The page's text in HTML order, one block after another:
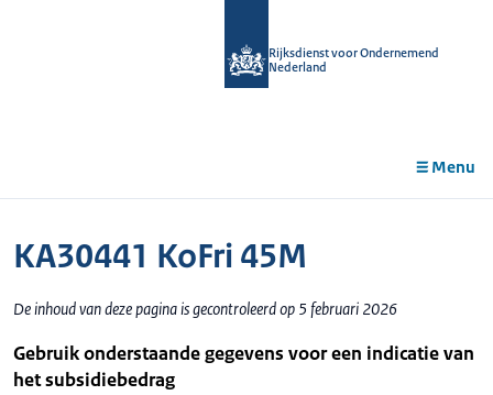
Rijksdienst voor Ondernemend
Nederland
Menu
KA30441 KoFri 45M
De inhoud van deze pagina is gecontroleerd op 5 februari 2026
Gebruik onderstaande gegevens voor een indicatie van
het subsidiebedrag